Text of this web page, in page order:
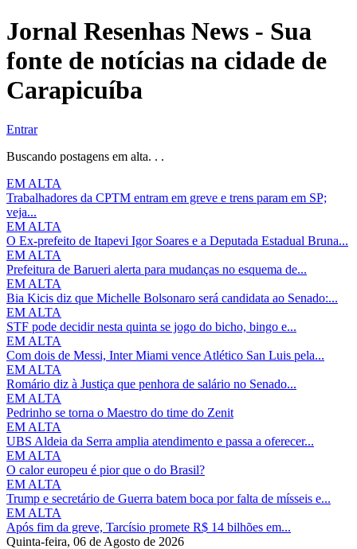
Jornal Resenhas News - Sua
fonte de notícias na cidade de
Carapicuíba
Entrar
Buscando postagens em alta. . .
EM ALTA
Trabalhadores da CPTM entram em greve e trens param em SP;
veja...
EM ALTA
O Ex-prefeito de Itapevi Igor Soares e a Deputada Estadual Bruna...
EM ALTA
Prefeitura de Barueri alerta para mudanças no esquema de...
EM ALTA
Bia Kicis diz que Michelle Bolsonaro será candidata ao Senado:...
EM ALTA
STF pode decidir nesta quinta se jogo do bicho, bingo e...
EM ALTA
Com dois de Messi, Inter Miami vence Atlético San Luis pela...
EM ALTA
Romário diz à Justiça que penhora de salário no Senado...
EM ALTA
Pedrinho se torna o Maestro do time do Zenit
EM ALTA
UBS Aldeia da Serra amplia atendimento e passa a oferecer...
EM ALTA
O calor europeu é pior que o do Brasil?
EM ALTA
Trump e secretário de Guerra batem boca por falta de mísseis e...
EM ALTA
Após fim da greve, Tarcísio promete R$ 14 bilhões em...
Quinta-feira, 06 de Agosto de 2026